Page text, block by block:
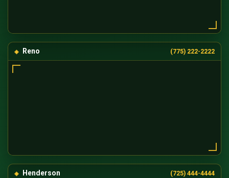
Reno (775) 222-2222
Henderson (725) 444-4444